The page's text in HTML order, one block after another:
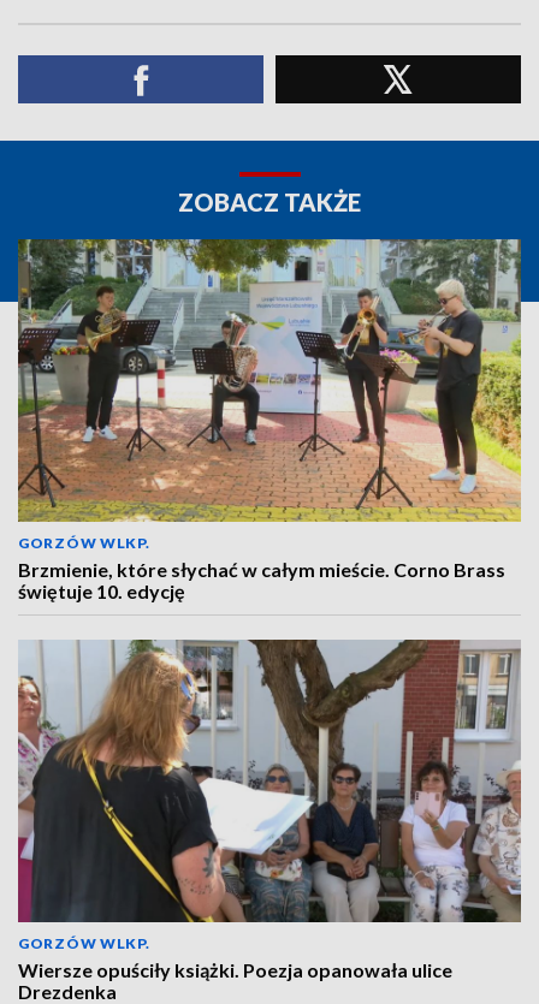
ZOBACZ TAKŻE
GORZÓW WLKP.
Brzmienie, które słychać w całym mieście. Corno Brass
świętuje 10. edycję
GORZÓW WLKP.
Wiersze opuściły książki. Poezja opanowała ulice
Drezdenka